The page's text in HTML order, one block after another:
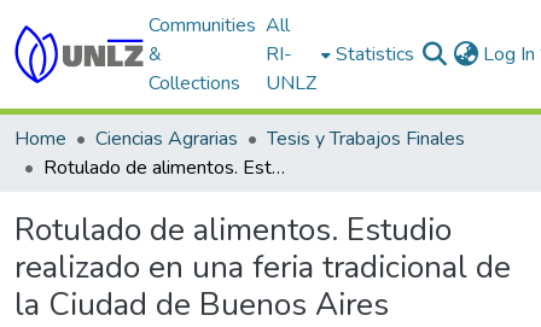
Communities
&
Collections
All
RI-
UNLZ
Statistics Log In
Home Ciencias Agrarias
Tesis y Trabajos Finales
Rotulado de alimentos. Estudio realizado en una feria tradicional de la Ciudad de Buenos Aires
Rotulado de alimentos. Estudio
realizado en una feria tradicional de
la Ciudad de Buenos Aires